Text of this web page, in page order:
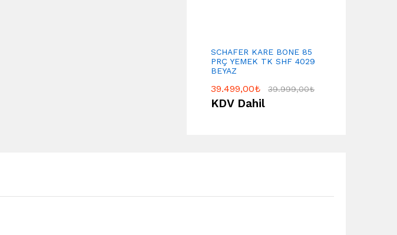
SCHAFER KARE BONE 85
PRÇ YEMEK TK SHF 4029
BEYAZ
39.499,00₺ 39.999,00₺
KDV Dahil